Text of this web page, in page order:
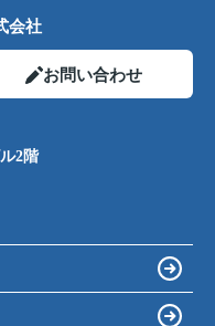
会社
お問い合わせ
2階